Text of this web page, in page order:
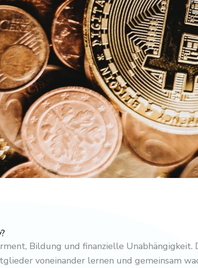
Bildung und finanzielle
voneinander lernen und gemeinsam